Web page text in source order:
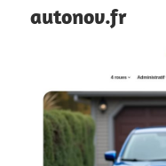
autonov.fr